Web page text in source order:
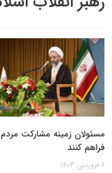
مسئولان زمینه مشارکت
فراهم کنند
6 فروردین 1403